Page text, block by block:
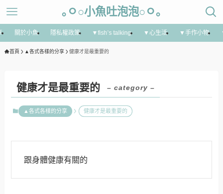
｡ㅇ○小魚吐泡泡○ㅇ｡
關於小魚 隱私權政策 ▼fish’s talking ▼心生活 ▼手作小物
首頁 ▲各式各樣的分享 健康才是最重要的
健康才是最重要的 – category –
▲各式各樣的分享 健康才是最重要的
跟身體健康有關的